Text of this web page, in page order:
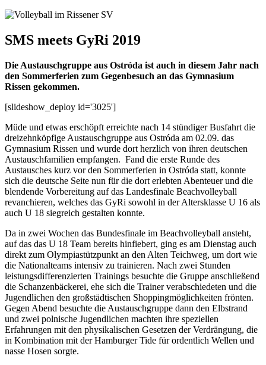
SMS meets GyRi 2019
Die Austauschgruppe aus Ostróda ist auch in diesem Jahr nach
den Sommerferien zum Gegenbesuch an das Gymnasium
Rissen gekommen.
[slideshow_deploy id='3025']
Müde und etwas erschöpft erreichte nach 14 stündiger Busfahrt die
dreizehnköpfige Austauschgruppe aus Ostróda am 02.09. das
Gymnasium Rissen und wurde dort herzlich von ihren deutschen
Austauschfamilien empfangen. Fand die erste Runde des
Austausches kurz vor den Sommerferien in Ostróda statt, konnte
sich die deutsche Seite nun für die dort erlebten Abenteuer und die
blendende Vorbereitung auf das Landesfinale Beachvolleyball
revanchieren, welches das GyRi sowohl in der Altersklasse U 16 als
auch U 18 siegreich gestalten konnte.
Da in zwei Wochen das Bundesfinale im Beachvolleyball ansteht,
auf das das U 18 Team bereits hinfiebert, ging es am Dienstag auch
direkt zum Olympiastützpunkt an den Alten Teichweg, um dort wie
die Nationalteams intensiv zu trainieren. Nach zwei Stunden
leistungsdifferenzierten Trainings besuchte die Gruppe anschließend
die Schanzenbäckerei, ehe sich die Trainer verabschiedeten und die
Jugendlichen den großstädtischen Shoppingmöglichkeiten frönten.
Gegen Abend besuchte die Austauschgruppe dann den Elbstrand
und zwei polnische Jugendlichen machten ihre speziellen
Erfahrungen mit den physikalischen Gesetzen der Verdrängung, die
in Kombination mit der Hamburger Tide für ordentlich Wellen und
nasse Hosen sorgte.